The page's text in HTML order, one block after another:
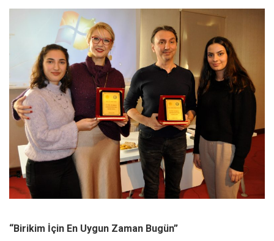
“Birikim İçin En Uygun Zaman Bugün”